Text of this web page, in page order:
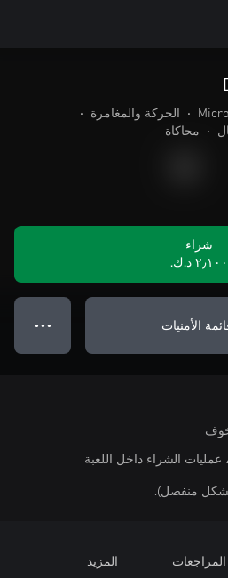
• الحركة والمغامرة
•
• محاكاة
شراء
٢٫١٠٠ د.ك.‏
الأمنيات ● ● ●
الشراء داخل اللعبة
بشكل منفصل).
المراجعات المزيد